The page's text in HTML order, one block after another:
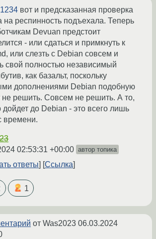
вот и предсказанная проверка
на респинность подъехала. Теперь
Devuan предстоит
- или сдаться и примкнуть к
или слезть с Debian совсем и
свой полностью независимый
как базальт, поскольку
дополнениями Debian подобную
не решить. Совсем не решить. А то,
дойдет до Debian - это всего лишь
времени.
02:53:31 +00:00 автор топика
ответы Ссылка
1
от Was2023 06.03.2024